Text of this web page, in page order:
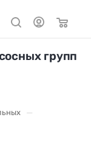
групп
—